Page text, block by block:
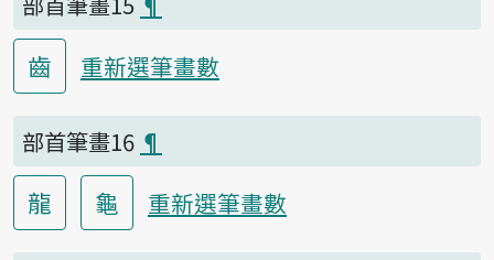
齒 重新選筆畫數
部首筆畫16 ¶
龍 龜 重新選筆畫數